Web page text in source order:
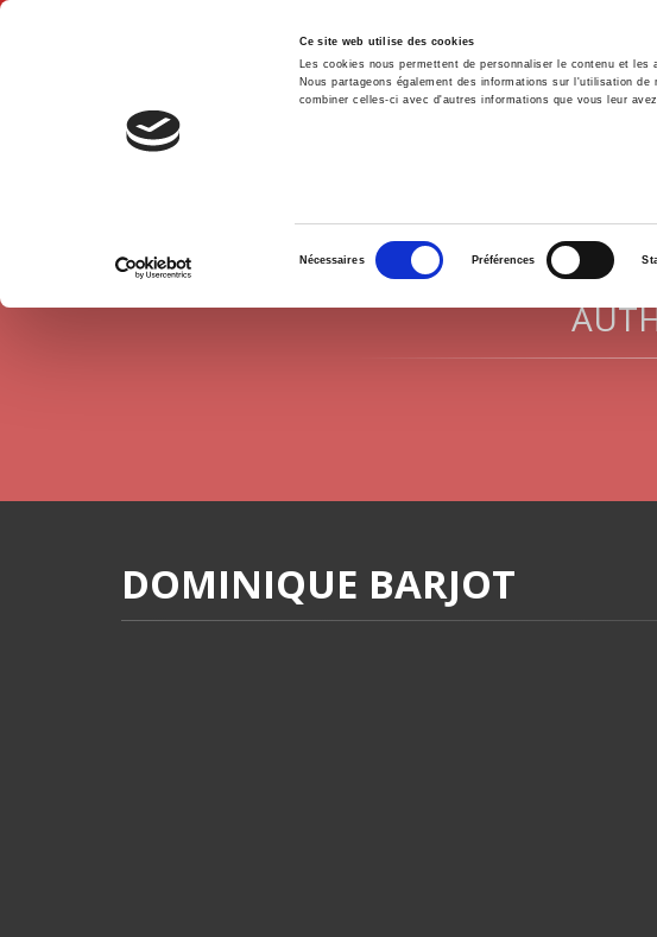
Ce site web utilise des cookies
Les cookies nous permettent de personnaliser le contenu et
Nous partageons également des informations sur l'utilisation
combiner celles-ci avec d'autres informations que vous leur
consentement
Nécessaires Préférences
Home
DOMINIQUE BARJOT